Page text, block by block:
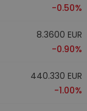
-0.50%
8.3600 EUR
-0.90%
440.330 EUR
-1.00%